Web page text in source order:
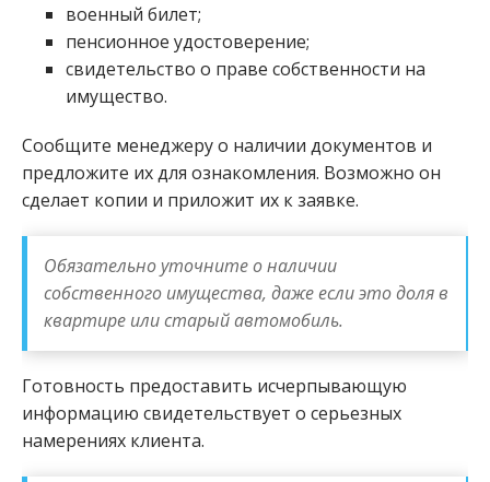
военный билет;
пенсионное удостоверение;
свидетельство о праве собственности на
имущество.
Сообщите менеджеру о наличии документов и
предложите их для ознакомления. Возможно он
сделает копии и приложит их к заявке.
Обязательно уточните о наличии
собственного имущества, даже если это доля в
квартире или старый автомобиль.
Готовность предоставить исчерпывающую
информацию свидетельствует о серьезных
намерениях клиента.